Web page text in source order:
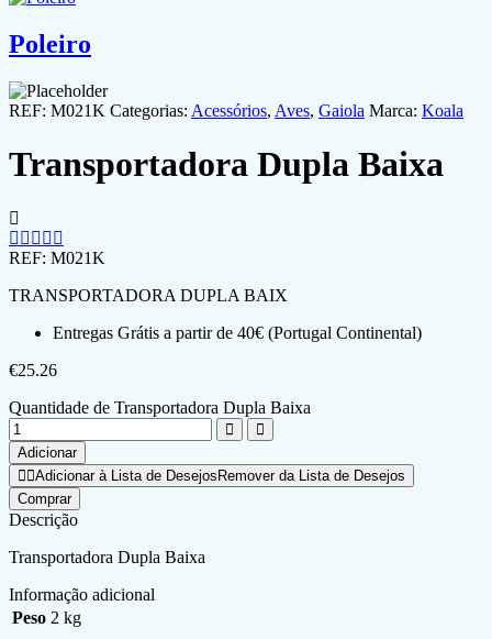
Poleiro
REF: M021K Categorias: Acessórios, Aves, Gaiola Marca: Koala
Transportadora Dupla Baixa
REF: M021K
TRANSPORTADORA DUPLA BAIX
Entregas Grátis a partir de 40€ (Portugal Continental)
€25.26
Quantidade de Transportadora Dupla Baixa
Adicionar
Adicionar à Lista de Desejos Remover da Lista de Desejos
Comprar
Descrição
Transportadora Dupla Baixa
Informação adicional
Peso 2 kg